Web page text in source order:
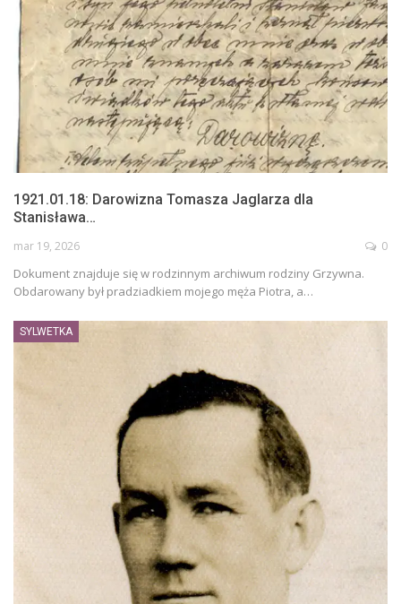
1921.01.18: Darowizna Tomasza Jaglarza dla
Stanisława…
mar 19, 2026 0
Dokument znajduje się w rodzinnym archiwum rodziny Grzywna.
Obdarowany był pradziadkiem mojego męża Piotra, a…
SYLWETKA